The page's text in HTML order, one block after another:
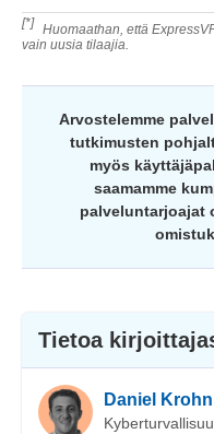
[*] Huomaathan, että
vain uusia tilaajia.
Arvostelemme
tutkimusten
myös
saamamme
palveluntarjoajat
Tietoa
Daniel Krohn